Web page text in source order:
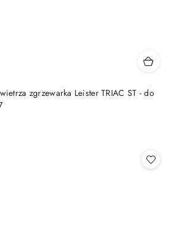
zgrzewarka Leister TRIAC ST - do